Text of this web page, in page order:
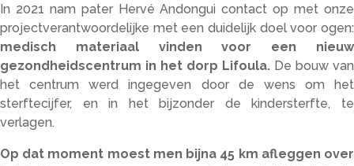
In 2021 nam pater Hervé Andongui contact op met onze
projectverantwoordelijke met een duidelijk doel voor ogen:
medisch materiaal vinden voor een nieuw
gezondheidscentrum in het dorp Lifoula. De bouw van
het centrum werd ingegeven door de wens om het
sterftecijfer, en in het bijzonder de kindersterfte, te
verlagen.
Op dat moment moest men bijna 45 km afleggen over